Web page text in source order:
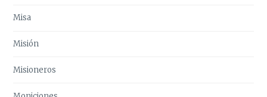
Misa
Misión
Misioneros